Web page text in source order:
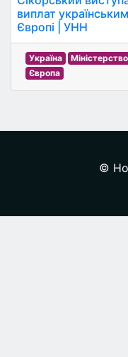
виплат
Європі | УНН
Україна
Європа
©